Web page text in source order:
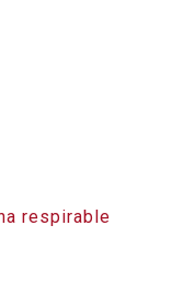
respirable